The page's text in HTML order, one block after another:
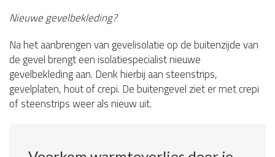
Nieuwe gevelbekleding?
Na het aanbrengen van gevelisolatie op de buitenzijde van
de gevel brengt een isolatiespecialist nieuwe
gevelbekleding aan. Denk hierbij aan steenstrips,
gevelplaten, hout of crepi. De buitengevel ziet er met crepi
of steenstrips weer als nieuw uit.